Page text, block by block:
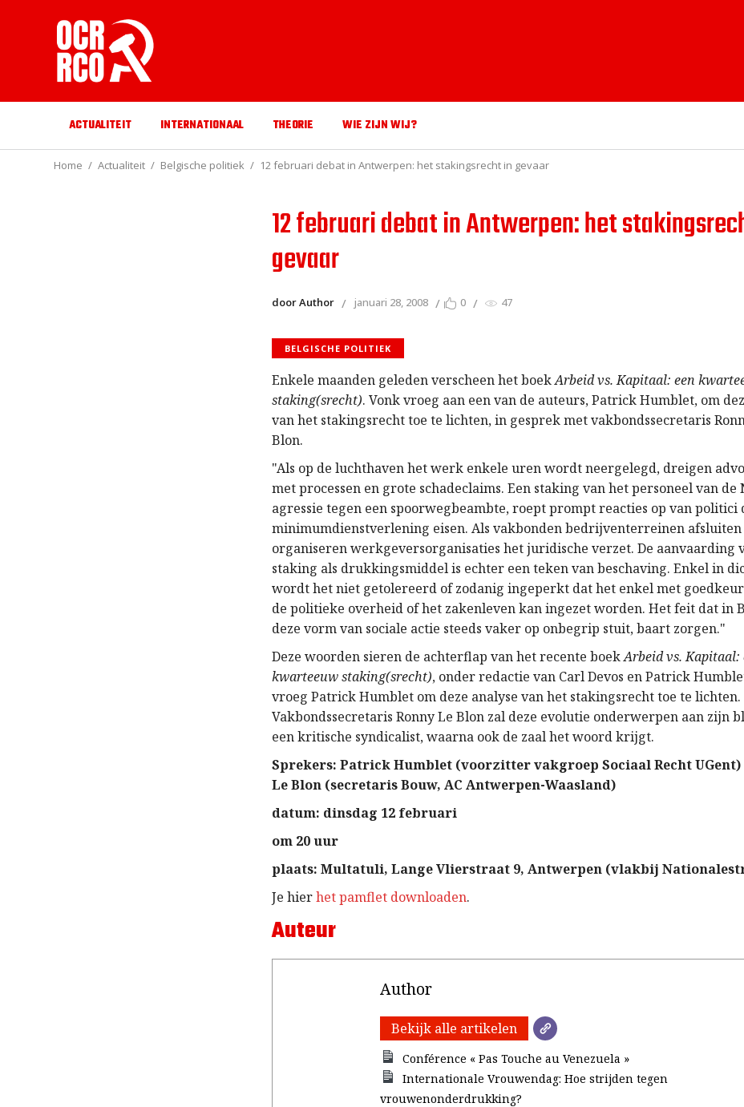
ACTUALITEIT INTERNATIONAAL THEORIE WIE ZIJN WIJ?
Home Actualiteit Belgische politiek 12 februari debat in Antwerpen: het stakingsrecht in gevaar
12 februari debat in Antwerpen: het
gevaar
door Author januari 28, 2008 0 47
BELGISCHE POLITIEK
Enkele maanden geleden verscheen het boekArbeid vs. Kapitaal: een
staking(srecht). Vonk vroeg aan een van de auteurs, Patrick Humblet, om
van het stakingsrecht toe te lichten, in gesprek met vakbondssecretaris
Blon.
"Als op de luchthaven het werk enkele uren wordt neergelegd, dreigen
met processen en grote schadeclaims. Een staking van het personeel van de
agressie tegen een spoorwegbeambte, roept prompt reacties op van politici
minimumdienstverlening eisen. Als vakbonden bedrijventerreinen afsluiten
organiseren werkgeversorganisaties het juridische verzet. De aanvaarding
staking als drukkingsmiddel is echter een teken van beschaving. Enkel in
wordt het niet getolereerd of zodanig ingeperkt dat het enkel met
de politieke overheid of het zakenleven kan ingezet worden. Het feit dat in
deze vorm van sociale actie steeds vaker op onbegrip stuit, baart zorgen."
Deze woorden sieren de achterflap van het recente boekArbeid vs. Kapitaal:
kwarteeuw staking(srecht), onder redactie van Carl Devos en Patrick
vroeg Patrick Humblet om deze analyse van het stakingsrecht toe te lichten.
Vakbondssecretaris Ronny Le Blon zal deze evolutie onderwerpen aan zijn
een kritische syndicalist, waarna ook de zaal het woord krijgt.
Sprekers: Patrick Humblet (voorzitter vakgroep Sociaal Recht UGent)
Le Blon (secretaris Bouw, AC Antwerpen-Waasland)
datum: dinsdag 12 februari
om 20 uur
plaats: Multatuli, Lange Vlierstraat 9, Antwerpen (vlakbij
Je hierhet pamflet downloaden.
Auteur
Author
Bekijk alle artikelen
Conférence « Pas Touche au Venezuela »
Internationale Vrouwendag: Hoe strijden tegen
vrouwenonderdrukking?